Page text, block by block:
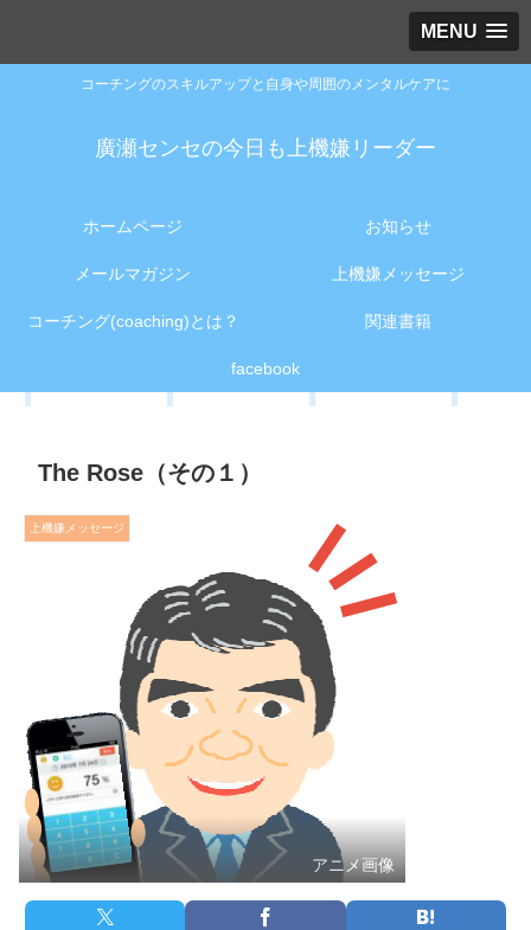
MENU
コーチングのスキルアップと自身や周囲のメンタルケアに
廣瀬センセの今日も上機嫌リーダー
ホームページ お知らせ
メールマガジン 上機嫌メッセージ
コーチング(coaching)とは？ 関連書籍
facebook
The Rose（その１）
上機嫌メッセージ
アニメ画像